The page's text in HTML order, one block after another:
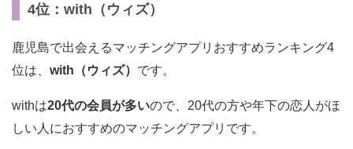
4位：with（ウィズ）
鹿児島で出会えるマッチングアプリおすすめランキング4
位は、 with（ウィズ） です。
withは20代の会員が多いので、20代の方や年下の恋人がほ
しい人におすすめのマッチングアプリです。